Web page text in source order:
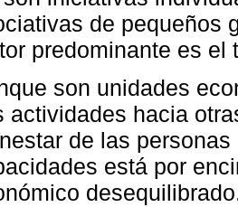
de pequeños
predominante es el
son unidades
actividades hacia
de las
está por